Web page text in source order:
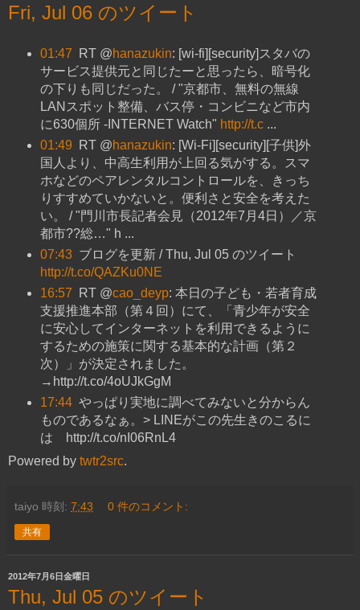
Fri, Jul 06 のツイート
01:47 RT @hanazukin: [wi-fi][security]スタバの
サービス提供元と同じたーと思ったら、暗号化
の下りも同じだった。 / "京都市、無料の無線
LANスポット整備、バス停・コンビニなど市内
に630個所 -INTERNET Watch" http://t.c...
01:49
RT @hanazukin: [Wi-Fi][security][子供]外
国人より、中高生利用が上回る気がする。スマ
ホなどのペアレンタルコントロールを、きっち
りすすめていかないと。便利さと安全を考えた
い。 / "門川市長記者会見（2012年7月4日）／京
都市??総…" h ...
07:43 ブログを更新 / Thu, Jul 05 のツイート
http://t.co/QAZKu0NE
16:57
RT @cao_deyp: 本日の子ども・若者育成
支援推進本部（第４回）にて、「青少年が安全
に安心してインターネットを利用できるように
するための施策に関する基本的な計画（第２
次）」が決定されました。
→http://t.co/4oUJkGgM
17:44 やっぱり実地に調べてみないと分からん
ものであるなぁ。> LINEがこの先生きのこるに
は http://t.co/nI06RnL4
Powered by twtr2src.
taiyo 時刻: 7:43 0 件のコメント:
共有
2012年7月6日金曜日
Thu, Jul 05 のツイート